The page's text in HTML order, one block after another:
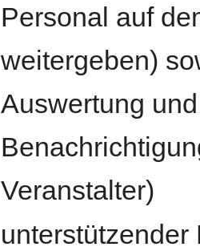
Personal auf
weitergeben)
Auswertung
Veranstalter)